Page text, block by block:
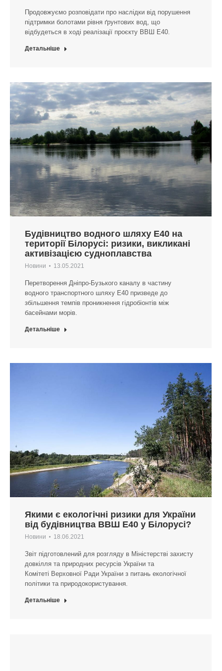
Продовжуємо розповідати про наслідки від порушення
підтримки болотами рівня ґрунтових вод, що
відбудеться в ході реалізації проєкту ВВШ Е40.
Детальніше
Будівництво водного шляху Е40 на
території Білорусі: ризики, викликані
активізацією судноплавства
Новини 13.05.2021
Перетворення Дніпро-Бузького каналу в частину
водного транспортного шляху Е40 призведе до
збільшення темпів проникнення гідробіонтів між
басейнами морів.
Детальніше
Якими є екологічні ризики для України
від будівництва ВВШ Е40 у Білорусі?
Новини 18.06.2021
Звіт підготовлений для розгляду в Міністерстві захисту
довкілля та природних ресурсів України та
Комітеті Верховної Ради України з питань екологічної
політики та природокористування.
Детальніше